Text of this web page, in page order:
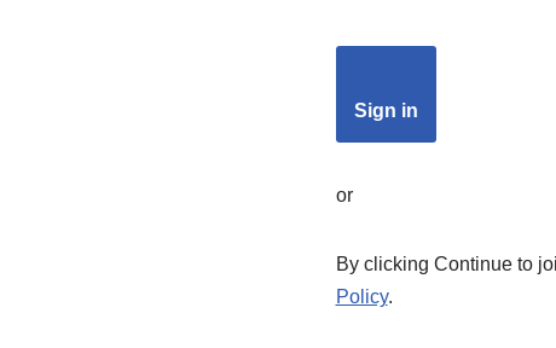
Sign in
or
By clicking Continue to
Policy.